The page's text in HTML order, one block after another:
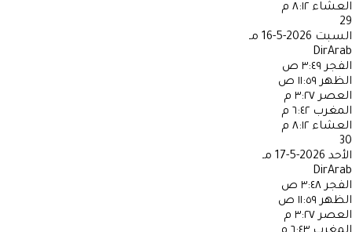
العشاء ٨:١٢ م
29
السبت 2026-5-16 مـ
DirArab
الفجر ٣:٤٩ ص
الظهر ١١:٥٩ ص
العصر ٣:٢٧ م
المغرب ٦:٤٢ م
العشاء ٨:١٢ م
30
الأحد 2026-5-17 مـ
DirArab
الفجر ٣:٤٨ ص
الظهر ١١:٥٩ ص
العصر ٣:٢٧ م